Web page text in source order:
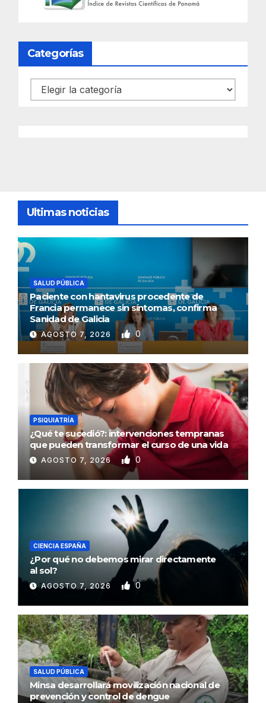
Categorías
Categorías
Ultimas noticias
SALUD PÚBLICA
Paciente con hantavirus procedente de
Francia permanece sin síntomas, confirma
Sanidad de Galicia
AGOSTO 7, 2026 0
PSIQUIATRÍA
¿Qué te sucedió?: intervenciones tempranas
que pueden transformar el curso de una vida
AGOSTO 7, 2026 0
CIENCIA ESPAÑA
¿Por qué no debemos mirar directamente
al sol?
AGOSTO 7, 2026 0
SALUD PÚBLICA
Minsa desarrollará movilización nacional de
prevención y control de dengue